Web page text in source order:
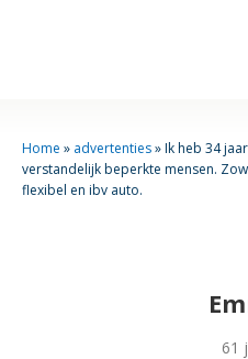
Home » advertenties»Ik heb 34
verstandelijk beperkte mensen.
flexibel en ibv auto.
61